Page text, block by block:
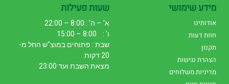
מידע שימושי
אודותינו
חוות דעות
תקנון
הצהרת נגישות
מדיניות משלוחים
שעות פעילות
א' – ה' : 8:00 – 22:00
ו' : 8:00 – 15:00
שבת : פתוחים במוצ"ש החל מ-
20 דקות
מצאת השבת ועד 23:00